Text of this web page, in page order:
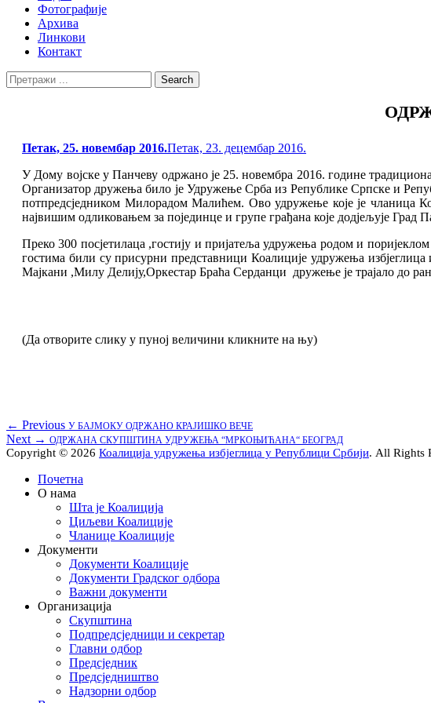
Фотографије
Архива
Линкови
Контакт
Search
Search
for:
Posted
Петак, 25. новембар 2016.Петак, 23. децембар 2016.
У Дому војске у Панчеву одржано је 25. новембра 2016. године
Организатор дружења било је Удружење Срба из Републике Српске и
потпредсједником Милорадом Mалићем. Ово удружење које је чланица
највишим одликовањем за појединце и групе грађана које додјељује Град
Преко 300 посјетилаца ,гостију и пријатеља удружења родом и
гостима били су присурни представници Коалиције удружења
Мајкани ,Милу Делију,Оркестар Браћа Серданци дружење је трајало до
(Да отворите слику у пуној величини кликните на њу)
Кретање
чланка
← Previous Previous
post:
У БАЈМОКУ ОДРЖАНО КРАЈИШКО ВЕЧЕ
Next → Next
post:
ОДРЖАНА СКУПШТИНА УДРУЖЕЊА “МРКОЊИЋАНА“ БЕОГРАД
Copyright © 2026 Коалиција удружења избјеглица у Републици Србији. All Rights
Почетна
О нама
Шта је Коалиција
Циљеви Коалиције
Чланице Коалиције
Документи
Документи Коалиције
Документи Градског одбора
Важни документи
Организација
Скупштина
Подпредсједници и секретар
Главни одбор
Предсједник
Предсједништво
Надзорни одбор